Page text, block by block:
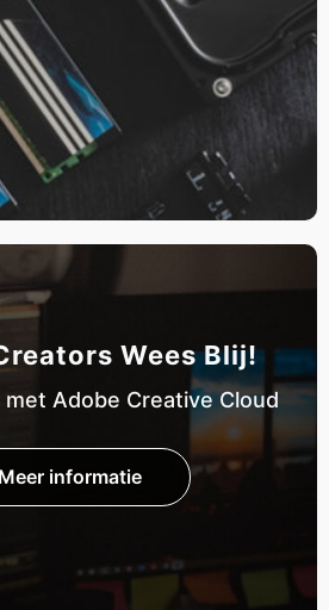
Wees Blij!
met Adobe Creative Cloud
Meer informatie